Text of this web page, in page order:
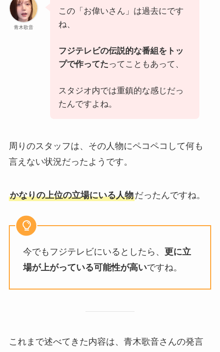
青木歌音
この「お偉いさん」は過去にです
ね、
フジテレビの伝説的な番組をトッ
プで作ってたってこともあって、
スタジオ内では重鎮的な感じだっ
たんですよね。
周りのスタッフは、その人物にペコペコして何も
言えない状況だったようです。
かなりの上位の立場にいる人物だったんですね。
今でもフジテレビにいるとしたら、 更に立
場が上がっている可能性が高いですね。
これまで述べてきた内容は、青木歌音さんの発言